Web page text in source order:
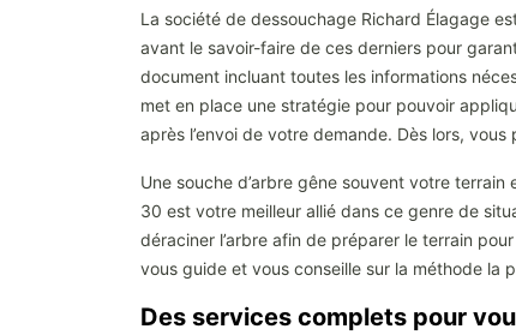
La société de dessouchage Richard Élagage
avant le savoir-faire de ces derniers pour
document incluant toutes les informations
met en place une stratégie pour pouvoir
après l’envoi de votre demande. Dès lors,
Une souche d’arbre gêne souvent votre
30 est votre meilleur allié dans ce genre de
déraciner l’arbre afin de préparer le terrain
vous guide et vous conseille sur la méthode la
Des services complets pour